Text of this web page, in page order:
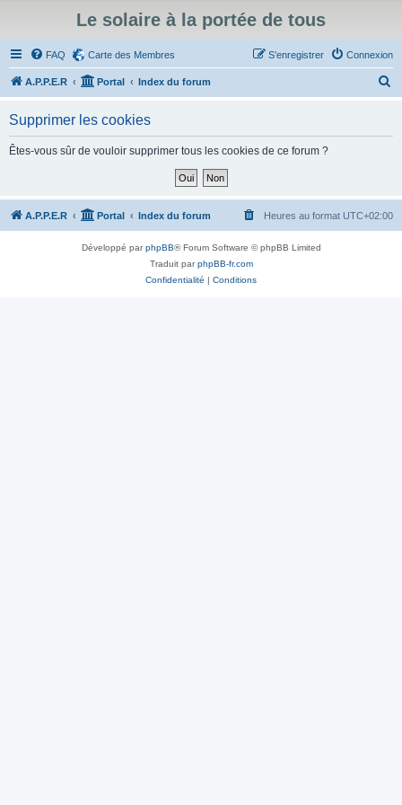
Le solaire à la portée de tous
FAQ Carte des Membres Connexion
S’enregistrer
A.P.P.E.R Portal Index du forum
h
Supprimer les cookies
Êtes-vous sûr de vouloir supprimer tous les cookies de ce forum ?
A.P.P.E.R Portal Index du forum Heures au format UTC+02:00
Développé parphpBB® Forum Software © phpBB Limited
Traduit parphpBB-fr.com
Confidentialité | Conditions